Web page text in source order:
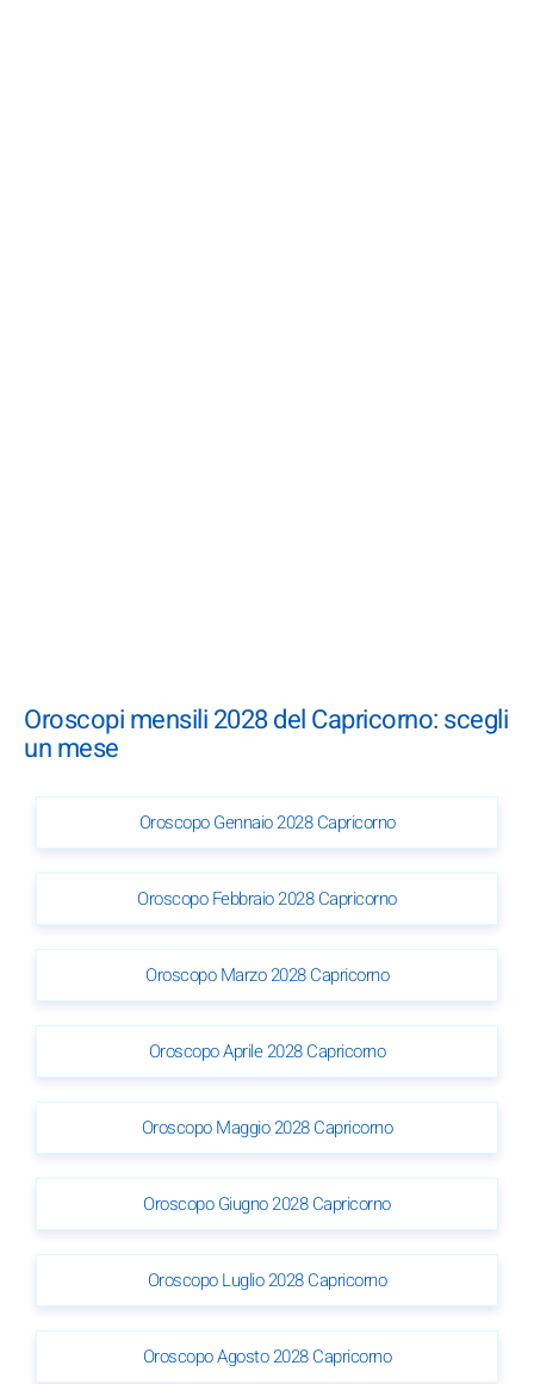
Oroscopi mensili 2028 del Capricorno: scegli
un mese
Oroscopo Gennaio 2028 Capricorno
Oroscopo Febbraio 2028 Capricorno
Oroscopo Marzo 2028 Capricorno
Oroscopo Aprile 2028 Capricorno
Oroscopo Maggio 2028 Capricorno
Oroscopo Giugno 2028 Capricorno
Oroscopo Luglio 2028 Capricorno
Oroscopo Agosto 2028 Capricorno